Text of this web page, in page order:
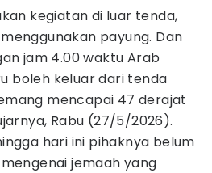
kegiatan di luar tenda,
payung. Dan
jam 4.00 waktu Arab
boleh keluar dari tenda
mencapai 47 derajat
Rabu (27/5/2026).
hari ini pihaknya belum
jemaah yang